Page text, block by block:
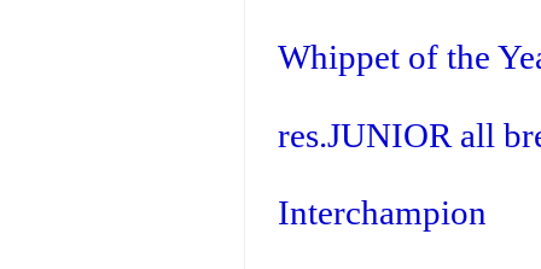
Whippet of the
res.JUNIOR all
Interchampion